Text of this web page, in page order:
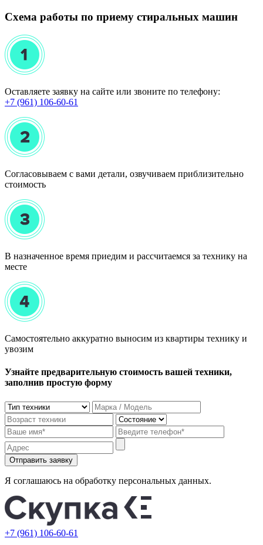
Схема работы по приему стиральных машин
Оставляете заявку на сайте или звоните по телефону:
+7 (961) 106-60-61
Согласовываем с вами детали, озвучиваем приблизительно
стоимость
В назначенное время приедим и рассчитаемся за технику на
месте
Самостоятельно аккуратно выносим из квартиры технику и
увозим
Узнайте предварительную стоимость вашей техники,
заполнив простую форму
Отправить заявку
Я соглашаюсь на обработку персональных данных.
+7 (961) 106-60-61